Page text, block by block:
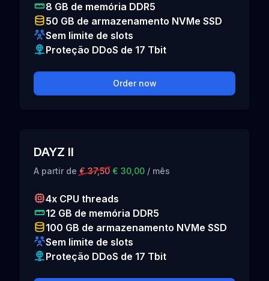
8 GB de memória DDR5
50 GB de armazenamento NVMe SSD
Sem limite de slots
Proteção DDoS de 17 Tbit
Order now
DAYZ II
A partir de € 37,50 € 30,00 / mês
4x CPU threads
12 GB de memória DDR5
100 GB de armazenamento NVMe SSD
Sem limite de slots
Proteção DDoS de 17 Tbit